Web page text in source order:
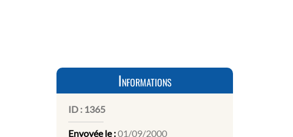
Informations
ID : 1365
Envoyée le :01/09/2000